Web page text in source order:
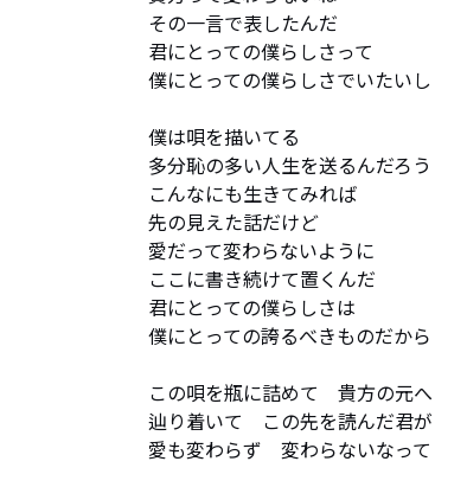
その一言で表したんだ
君にとっての僕らしさって
僕にとっての僕らしさでいたいし
僕は唄を描いてる
多分恥の多い人生を送るんだろう
こんなにも生きてみれば
先の見えた話だけど
愛だって変わらないように
ここに書き続けて置くんだ
君にとっての僕らしさは
僕にとっての誇るべきものだから
この唄を瓶に詰めて　貴方の元へ
辿り着いて　この先を読んだ君が
愛も変わらず　変わらないなって